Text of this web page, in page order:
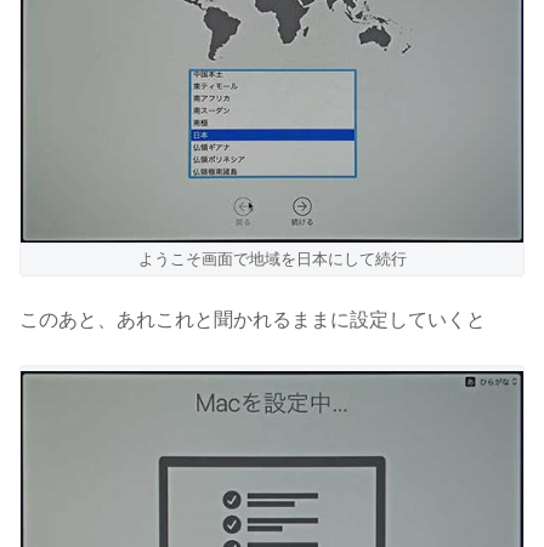
ようこそ画面で地域を日本にして続行
このあと、あれこれと聞かれるままに設定していくと